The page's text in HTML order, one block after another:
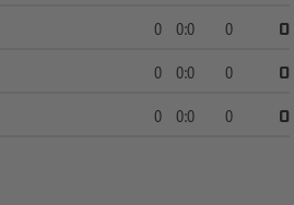
0 0:0 0
0
0 0:0 0
0
0 0:0 0 0